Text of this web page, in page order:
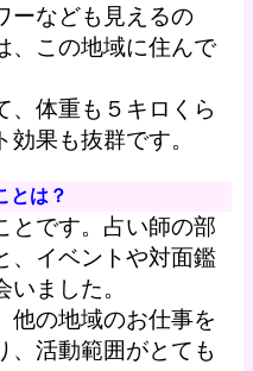
ーなども見えるの
、この地域に住んで
、体重も５キロくら
果も抜群です。
とは？
とです。占い師の部
、イベントや対面鑑
ました。
他の地域のお仕事を
、活動範囲がとても